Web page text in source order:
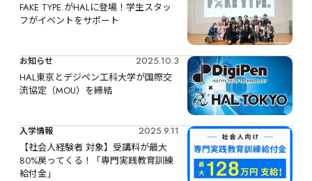
FAKE TYPE.がHALに登場！学生スタッ
フがイベントをサポート
お知らせ
2025.10.3
HAL東京とデジペン工科大学が国際交
流協定（MOU）を締結
入学情報
2025.9.11
【社会人経験者 対象】受講料が最大
80%戻ってくる！「専門実践教育訓練
給付金」